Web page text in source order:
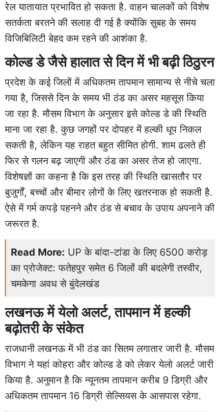
रेल यातायात प्रभावित हो सकता है. वाहन चालकों को विशेष
सतर्कता बरतने की सलाह दी गई है क्योंकि सुबह के समय
विजिबिलिटी बेहद कम रहने की आशंका है.
कोल्ड डे जैसे हालात से दिन में भी बढ़ी ठिठुरन
प्रदेश के कई जिलों में अधिकतम तापमान सामान्य से नीचे चला
गया है, जिससे दिन के समय भी ठंड का असर महसूस किया
जा रहा है. मौसम विभाग के अनुसार इसे कोल्ड डे की स्थिति
माना जा रहा है. कुछ जगहों पर दोपहर में हल्की धूप निकल
सकती है, लेकिन यह राहत बहुत सीमित होगी. शाम ढलते ही
फिर से गलन बढ़ जाएगी और ठंड का असर तेज हो जाएगा.
विशेषज्ञों का कहना है कि इस तरह की स्थिति खासतौर पर
बुजुर्गों, बच्चों और बीमार लोगों के लिए खतरनाक हो सकती है.
ऐसे में गर्म कपड़े पहनने और ठंड से बचाव के उपाय अपनाने की
जरूरत है.
Read More: UP के बांदा-टांडा के लिए 6500 करोड़
का प्रोजेक्ट: फतेहपुर समेत 6 जिलों की बदलेगी तस्वीर,
चमकेगा अवध से बुंदेलखंड
लखनऊ में येलो अलर्ट, तापमान में हल्की
बढ़ोतरी के संकेत
राजधानी लखनऊ में भी ठंड का सितम लगातार जारी है. मौसम
विभाग ने यहां कोहरा और कोल्ड डे को लेकर येलो अलर्ट जारी
किया है. अनुमान है कि न्यूनतम तापमान करीब 9 डिग्री और
अधिकतम तापमान 16 डिग्री सेल्सियस के आसपास रहेगा.